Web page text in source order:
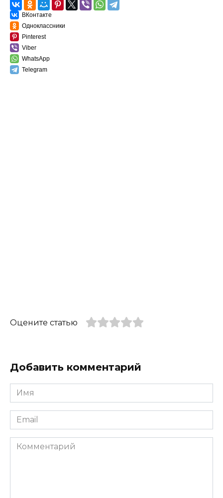
ВКонтакте
Одноклассники
Pinterest
Viber
WhatsApp
Telegram
Оцените статью
Добавить комментарий
Имя
*
Email
*
Комментарий